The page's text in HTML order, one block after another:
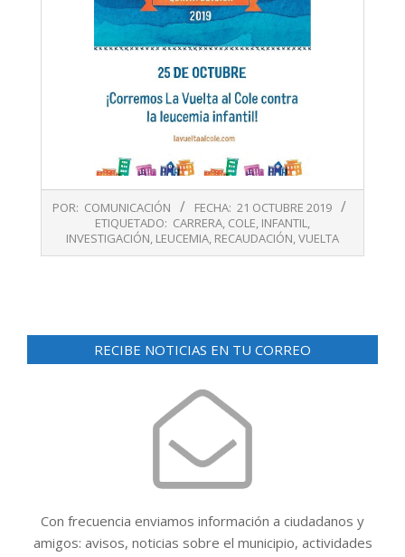
10-
POR: COMUNICACIÓN FECHA: 21 OCTUBRE 2019
ETIQUETADO: CARRERA, COLE, INFANTIL,
INVESTIGACIÓN, LEUCEMIA, RECAUDACIÓN,VUELTA
RECIBE NOTICIAS EN TU CORREO
Con frecuencia enviamos información a ciudadanos y
amigos: avisos, noticias sobre el municipio, actividades